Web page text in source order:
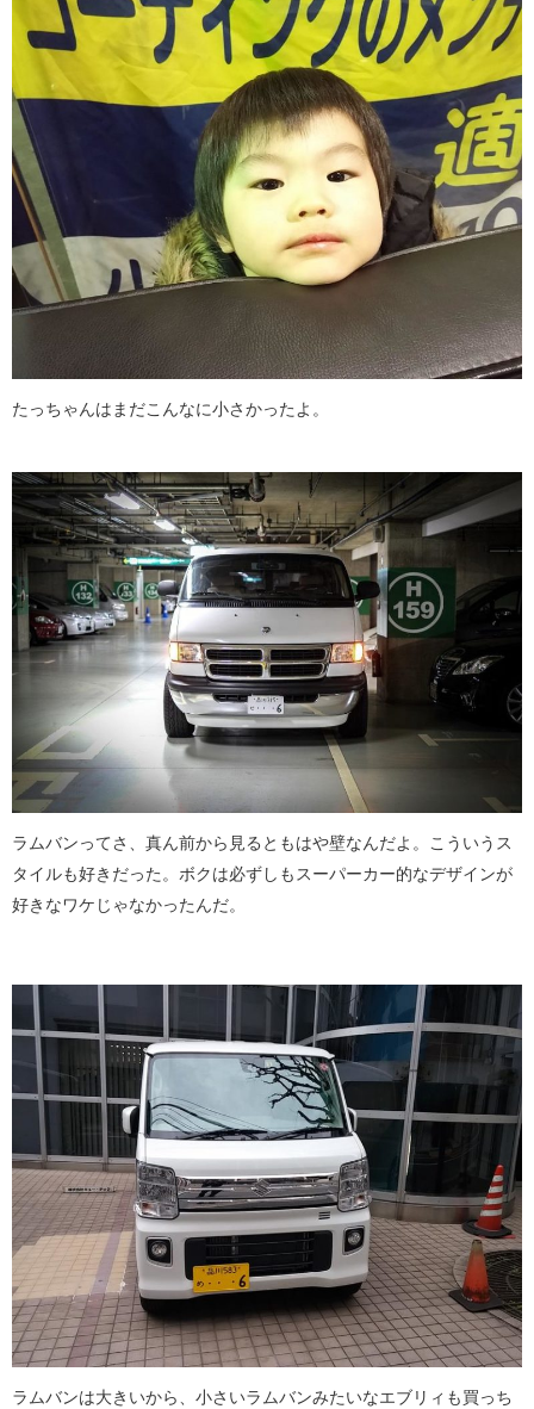
たっちゃんはまだこんなに小さかったよ。
ラムバンってさ、真ん前から見るともはや壁なんだよ。こういうス
タイルも好きだった。ボクは必ずしもスーパーカー的なデザインが
好きなワケじゃなかったんだ。
ラムバンは大きいから、小さいラムバンみたいなエブリィも買っち